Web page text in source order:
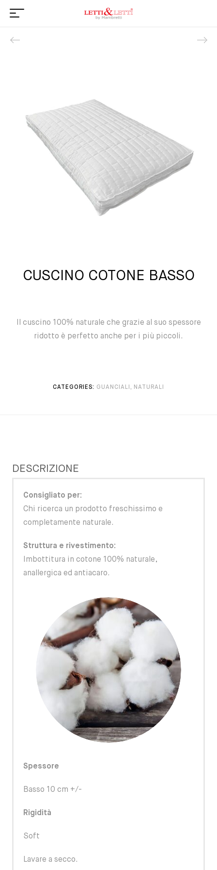
Product navigation
CUSCINO COTONE BASSO
Il cuscino 100% naturale che grazie al suo spessore
ridotto è perfetto anche per i più piccoli.
CATEGORIES: GUANCIALI , NATURALI
DESCRIZIONE
Consigliato per:
Chi ricerca un prodotto freschissimo e
completamente naturale.
Struttura e rivestimento:
Imbottitura in cotone 100% naturale,
anallergica ed antiacaro.
Spessore
Basso 10 cm +/-
Rigidità
Soft
Lavare a secco.